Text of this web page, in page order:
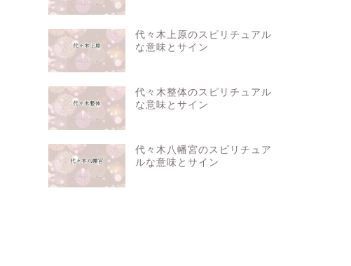
代々木上原のスピリチュアル
な意味とサイン
代々木整体のスピリチュアル
な意味とサイン
代々木八幡宮のスピリチュア
ルな意味とサイン